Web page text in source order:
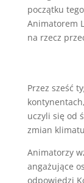
początku
Animatorem
na rzecz
Przez sześć
uczyli się od
zmian
Animatorzy
angażujące
odpowiedzi